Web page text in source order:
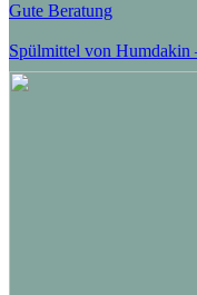
Gute Beratung
Spülmittel von Humdakin